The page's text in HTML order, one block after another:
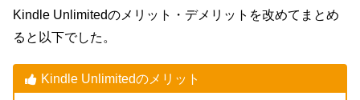
Kindle Unlimitedのメリット・デメリットを改めてまとめ
ると以下でした。
Kindle Unlimitedのメリット